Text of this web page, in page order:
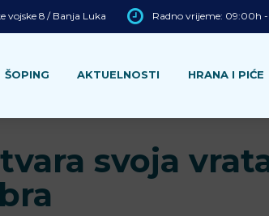
vojske 8 / Banja Luka Radno vrijeme: 09:00h
ŠOPING AKTUELNOSTI HRANA I PIĆE
svoja